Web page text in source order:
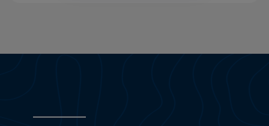
gecertificeerde keuken voor glutenintolerantie. Op de markt